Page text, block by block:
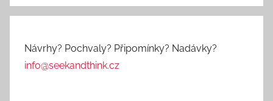
Návrhy? Pochvaly? Připomínky? Nadávky?
info@seekandthink.cz